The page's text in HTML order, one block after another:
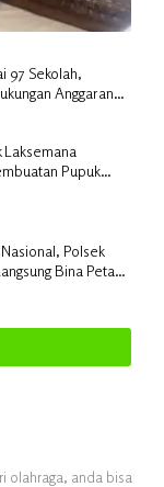
97 Sekolah,
Anggaran
Laksemana
Pupuk
Polsek
Bina Petani
olahraga, anda bisa